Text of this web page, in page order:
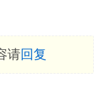
请回复